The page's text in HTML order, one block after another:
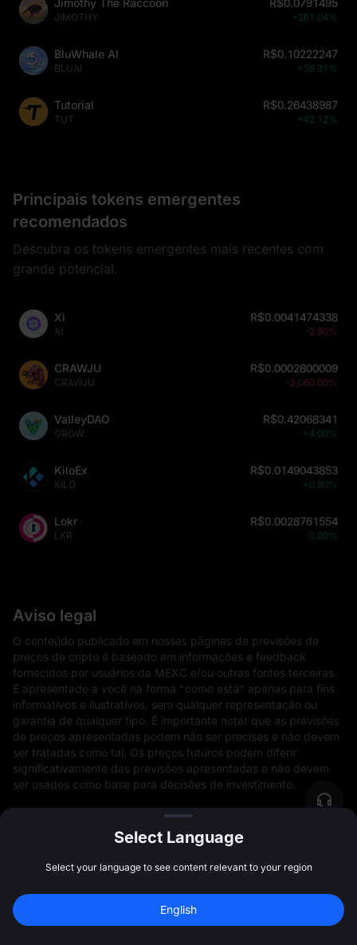
Jimothy The Raccoon
JIMOTHY
R$0.0791495
+261.04%
BluWhale AI
BLUAI
R$0.10222247
+59.31%
Tutorial
TUT
R$0.26438987
+42.12%
Principais tokens emergentes
recomendados
Descubra os tokens emergentes mais recentes com
grande potencial.
Xi
XI
R$0.0041474338
-2.80%
CRAWJU
CRAWJU
R$0.0002800009
-2,060.00%
ValleyDAO
GROW
R$0.42068341
+4.00%
KiloEx
KILO
R$0.0149043853
+0.80%
Lokr
LKR
R$0.0028761554
0.00%
Aviso legal
O conteúdo publicado em nossas páginas de previsões de
preços de cripto é baseado em informações e feedback
fornecidos por usuários da MEXC e/ou outras fontes terceiras.
É apresentado a você na forma "como está" apenas para fins
informativos e ilustrativos, sem qualquer representação ou
garantia de qualquer tipo. É importante notar que as previsões
de preços apresentadas podem não ser precisas e não devem
ser tratadas como tal. Os preços futuros podem diferir
significativamente das previsões apresentadas e não devem
ser usados como base para decisões de investimento.
Além disso, este conteúdo não deve ser interpretado como
aconselhamento financeiro, nem tem a intenção de recomendar
a compra de qualquer produto ou serviço específico. A MEXC
não será responsável por qualquer perda que você possa
incorrer como resultado da referência, uso e/ou dependência
de qualquer conteúdo publicado em nossas páginas de
previsão de preços de criptomoedas. É essencial estar ciente
de que os preços de ativos digitais estão sujeitos a alto risco
Select Language
Select your language to see content relevant to your region
English